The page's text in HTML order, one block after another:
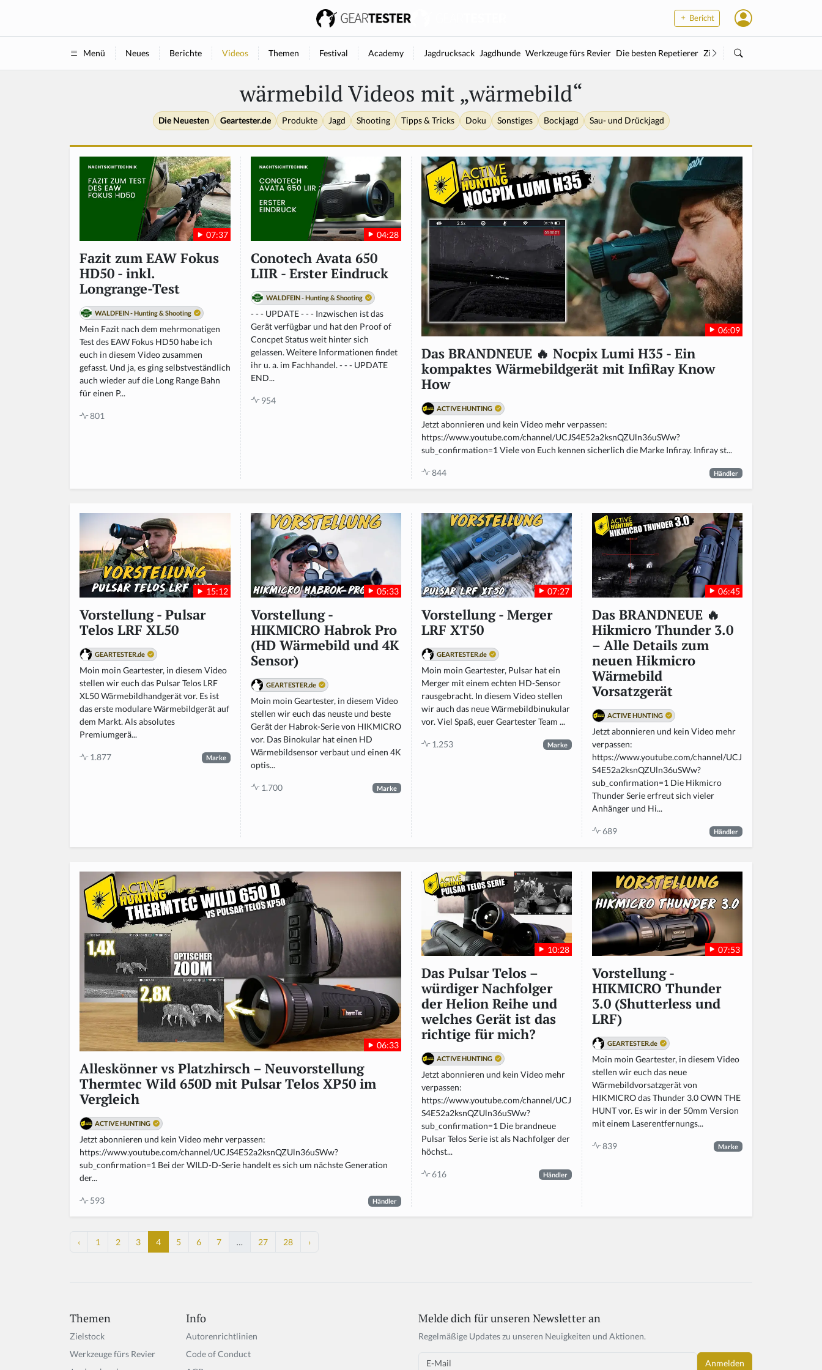
Bericht
Menü Neues Berichte Videos Themen Festival Academy Jagdrucksack Jagdhunde Werkzeuge fürs Revier Die besten Repetierer Zielstock
wärmebild Videos mit „wärmebild“
Die Neuesten Geartester.de Produkte Jagd Shooting Tipps & Tricks Doku Sonstiges Bockjagd Sau- und Drückjagd
07:37
Fazit zum EAW Fokus
HD50 - inkl.
Longrange-Test
WALDFEIN - Hunting & Shooting
Mein Fazit nach dem mehrmonatigen
Test des EAW Fokus HD50 habe ich
euch in diesem Video zusammen
gefasst. Und ja, es ging selbstveständlich
auch wieder auf die Long Range Bahn
für einen P...
801
04:28
Conotech Avata 650
LIIR - Erster Eindruck
WALDFEIN - Hunting & Shooting
- - - UPDATE - - - Inzwischen ist das
Gerät verfügbar und hat den Proof of
Concpet Status weit hinter sich
gelassen. Weitere Informationen findet
ihr u. a. im Fachhandel. - - - UPDATE
END...
954
06:09
Das BRANDNEUE 🔥 Nocpix Lumi H35 - Ein
kompaktes Wärmebildgerät mit InfiRay Know
How
ACTIVE HUNTING
Jetzt abonnieren und kein Video mehr verpassen:
https://www.youtube.com/channel/UCJS4E52a2ksnQZUln36uSWw?
sub_confirmation=1 Viele von Euch kennen sicherlich die Marke Infiray. Infiray st...
844 Händler
15:12
Vorstellung - Pulsar
Telos LRF XL50
GEARTESTER.de
Moin moin Geartester, in diesem Video
stellen wir euch das Pulsar Telos LRF
XL50 Wärmebildhandgerät vor. Es ist
das erste modulare Wärmebildgerät auf
dem Markt. Als absolutes
Premiumgerä...
1.877 Marke
05:33
Vorstellung -
HIKMICRO Habrok Pro
(HD Wärmebild und 4K
Sensor)
GEARTESTER.de
Moin moin Geartester, in diesem Video
stellen wir euch das neuste und beste
Gerät der Habrok-Serie von HIKMICRO
vor. Das Binokular hat einen HD
Wärmebildsensor verbaut und einen 4K
optis...
1.700 Marke
07:27
Vorstellung - Merger
LRF XT50
GEARTESTER.de
Moin moin Geartester, Pulsar hat ein
Merger mit einem echten HD-Sensor
rausgebracht. In diesem Video stellen
wir auch das neue Wärmebildbinukular
vor. Viel Spaß, euer Geartester Team ...
1.253 Marke
06:45
Das BRANDNEUE 🔥
Hikmicro Thunder 3.0
– Alle Details zum
neuen Hikmicro
Wärmebild
Vorsatzgerät
ACTIVE HUNTING
Jetzt abonnieren und kein Video mehr
verpassen:
https://www.youtube.com/channel/UCJ
S4E52a2ksnQZUln36uSWw?
sub_confirmation=1 Die Hikmicro
Thunder Serie erfreut sich vieler
Anhänger und Hi...
689 Händler
06:33
Alleskönner vs Platzhirsch – Neuvorstellung
Thermtec Wild 650D mit Pulsar Telos XP50 im
Vergleich
ACTIVE HUNTING
Jetzt abonnieren und kein Video mehr verpassen:
https://www.youtube.com/channel/UCJS4E52a2ksnQZUln36uSWw?
sub_confirmation=1 Bei der WILD-D-Serie handelt es sich um nächste Generation
der...
593 Händler
10:28
Das Pulsar Telos –
würdiger Nachfolger
der Helion Reihe und
welches Gerät ist das
richtige für mich?
ACTIVE HUNTING
Jetzt abonnieren und kein Video mehr
verpassen:
https://www.youtube.com/channel/UCJ
S4E52a2ksnQZUln36uSWw?
sub_confirmation=1 Die brandneue
Pulsar Telos Serie ist als Nachfolger der
höchst...
616 Händler
07:53
Vorstellung -
HIKMICRO Thunder
3.0 (Shutterless und
LRF)
GEARTESTER.de
Moin moin Geartester, in diesem Video
stellen wir euch das neue
Wärmebildvorsatzgerät von
HIKMICRO das Thunder 3.0 OWN THE
HUNT vor. Es wir in der 50mm Version
mit einem Laserentfernungs...
839 Marke
‹ 1 2 3 4 5 6 7 … 27 28 ›
Themen
Zielstock
Werkzeuge fürs Revier
Info
Autorenrichtlinien
Code of Conduct
Melde dich für unseren Newsletter an
Regelmäßige Updates zu unseren Neuigkeiten und Aktionen.
Email